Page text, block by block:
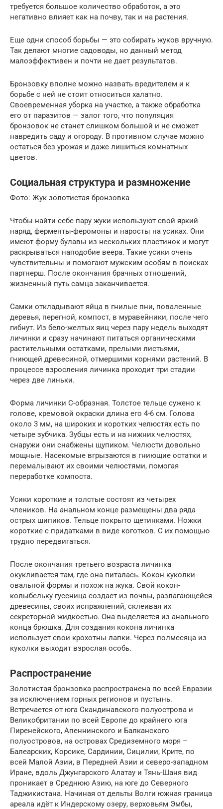
требуется большое количество обработок, а это
негативно влияет как на почву, так и на растения.
Еще одни способ борьбы — это собирать жуков вручную.
Так делают многие садоводы, но данный метод
малоэффективен и почти не дает результатов.
Бронзовку вполне можно назвать вредителем и к
борьбе с ней не стоит относиться халатно.
Своевременная уборка на участке, а также обработка
его от паразитов — залог того, что популяция
бронзовок не станет слишком большой и не сможет
навредить саду и огороду. В противном случае можно
остаться без урожая и даже лишиться комнатных
цветов.
Социальная структура и размножение
Фото: Жук золотистая бронзовка
Чтобы найти себе пару жуки используют свой яркий
наряд, ферменты-феромоны и наросты на усиках. Они
имеют форму булавы из нескольких пластинок и могут
раскрываться наподобие веера. Такие усики очень
чувствительны и помогают мужским особям в поисках
партнерш. После окончания брачных отношений,
жизненный путь самца заканчивается.
Самки откладывают яйца в гнилые пни, поваленные
деревья, перегной, компост, в муравейники, после чего
гибнут. Из бело-желтых яиц через пару недель выходят
личинки и сразу начинают питаться органическими
растительными остатками, прелыми листьями,
гниющей древесиной, отмершими корнями растений. В
процессе взросления личинка проходит три стадии
через две линьки.
Форма личинки С-образная. Толстое тельце сужено к
голове, кремовой окраски длина его 4-6 см. Голова
около 3 мм, на широких и коротких челюстях есть по
четыре зубчика. Зубцы есть и на нижних челюстях,
снаружи они снабжены щупиком. Челюсти довольно
мощные. Насекомые вгрызаются в гниющие остатки и
перемалывают их своими челюстями, помогая
переработке компоста.
Усики короткие и толстые состоят из четырех
члеников. На анальном конце размещены два ряда
острых шипиков. Тельце покрыто щетинками. Ножки
короткие с придатками в виде коготков. С их помощью
трудно передвигаться.
После окончания третьего возраста личинка
окукливается там, где она питалась. Кокон куколки
овальной формы и похож на жука. Свой кокон-
колыбельку гусеница создает из почвы, разлагающейся
древесины, своих испражнений, склеивая их
секреторной жидкостью. Она выделяется из анального
конца брюшка. Для создания кокона личинка
использует свои крохотны лапки. Через полмесяца из
куколки выходит взрослая особь.
Распространение
Золотистая бронзовка распространена по всей Евразии
за исключением горных регионов и пустынь.
Встречается от юга Скандинавского полуострова и
Великобритании по всей Европе до крайнего юга
Пиренейского, Апеннинского и Балканского
полуостровов, на островах Средиземного моря –
Балеарских, Корсике, Сардинии, Сицилии, Крите, по
всей Малой Азии, в Передней Азии и северо-западном
Иране, вдоль Джунгарского Алатау и Тянь-Шаня вид
проникает в Среднюю Азию, на юге до Северного
Таджикистана. Начиная от дельты Волги южная граница
ареала идёт к Индерскому озеру, верховьям Эмбы,